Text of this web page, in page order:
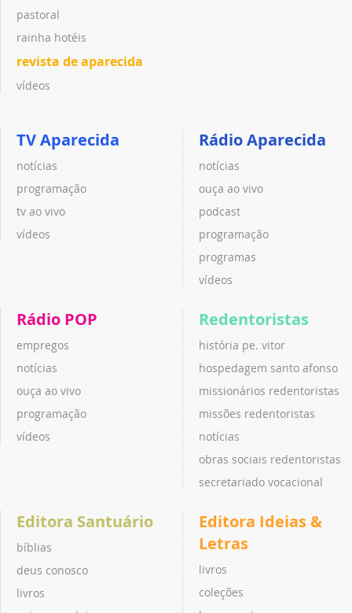
pastoral
rainha hotéis
revista de aparecida
vídeos
TV Aparecida
notícias
programação
tv ao vivo
vídeos
Rádio Aparecida
notícias
ouça ao vivo
podcast
programação
programas
vídeos
Rádio POP
empregos
notícias
ouça ao vivo
programação
vídeos
Redentoristas
história pe. vitor
hospedagem santo afonso
missionários redentoristas
missões redentoristas
notícias
obras sociais redentoristas
secretariado vocacional
Editora Santuário
bíblias
deus conosco
livros
Editora Ideias &
Letras
livros
coleções